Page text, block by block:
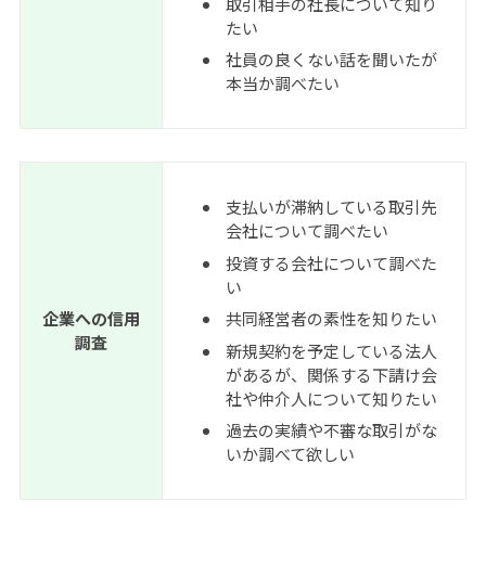
たい
社員の良くない話を聞いたが
本当か調べたい
企業への信用
調査
支払いが滞納している取引先
会社について調べたい
投資する会社について調べた
い
共同経営者の素性を知りたい
新規契約を予定している法人
があるが、関係する下請け会
社や仲介人について知りたい
過去の実績や不審な取引がな
いか調べて欲しい